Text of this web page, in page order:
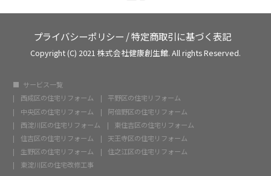
プライバシーポリシー /特定商取引に基づく表記
Copyright (C) 2021 株式会社健康創生館. All rights Reserved.
サービス一覧
西成区の住宅リフォーム
平野区の住宅リフォーム
中央区の住宅リフォーム
阿倍野区の住宅リフォーム
西淀川区の住宅リフォーム
東住吉区の住宅リフォーム
住吉区の住宅リフォーム
天王寺区の住宅リフォーム
生野区の住宅リフォーム
住之江区の住宅リフォーム
東淀川区の住宅改修工事